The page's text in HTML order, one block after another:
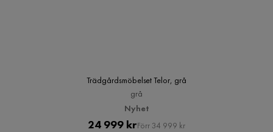
Trädgårdsmöbelset Telor, grå
grå
Nyhet
Pris
24 999 krOriginal
Förr 34 999 kr